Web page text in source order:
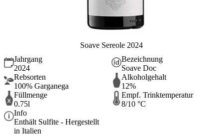
Soave Sereole 2024
Jahrgang
2024
Bezeichnung
Soave Doc
Rebsorten
100% Garganega
Alkoholgehalt
12%
Füllmenge
0.75l
Empf. Trinktemperatur
8/10 °C
Info
Enthält Sulfite - Hergestellt
in Italien